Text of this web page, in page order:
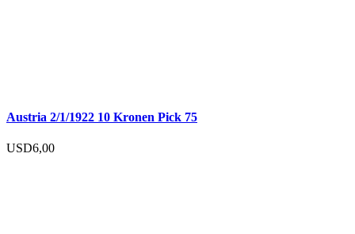
Austria 2/1/1922 10 Kronen Pick 75
USD6,00